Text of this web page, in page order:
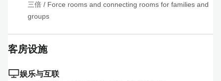
三倍 / Force rooms and connecting rooms for families and
groups
客房设施
娱乐与互联